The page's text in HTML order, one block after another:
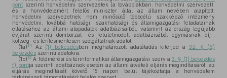
pont szerinti honvédelmi szervezetek (a továbbiakban: honvédelmi szervezet),
és a honvédelemért felelős miniszter által az állam nevében alapított,
honvédelmi szervezetnek nem minősülő többcélú szakképző intézmény
honvédelmi, továbbá hatósági, szakhatósági és államigazgatási feladatainak
ellátásához az állami alapadatok adatbázisaiból, valamint az ország legújabb
évjárat szerinti domborzat- és felületmodell adatbázisából egymásnak díj-,
költség- és térítésmentesen szolgáltatnak adatot.
(1a) 34 Az (1) bekezdésben meghatározott adatátadás kiterjed a 32. § (6)
bekezdés szerinti adatokra.
(1b) 35 A földmérési és térinformatikai államigazgatási szerv a3. § (1) bekezdés
f) pontja szerinti adatbázisok esetén az állami átvételi eljárás megindításáról, az
eljárás megindítását követő 15 napon belül tájékoztatja a honvédelem